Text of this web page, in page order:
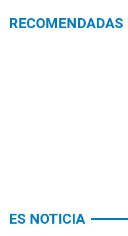
RECOMENDADAS
ES NOTICIA